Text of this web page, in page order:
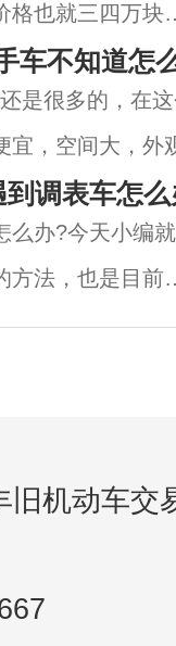
格也就三四万块
贵，几千块钱肯
的面包车都值得
包车才值得买，
车不知道怎
是很多的，在
宜，空间大，外
作为过渡或练手
说说2-3万买什
调表车怎
么办?今天小编
方法，也是目前
，同时也是很多
旧机动车交